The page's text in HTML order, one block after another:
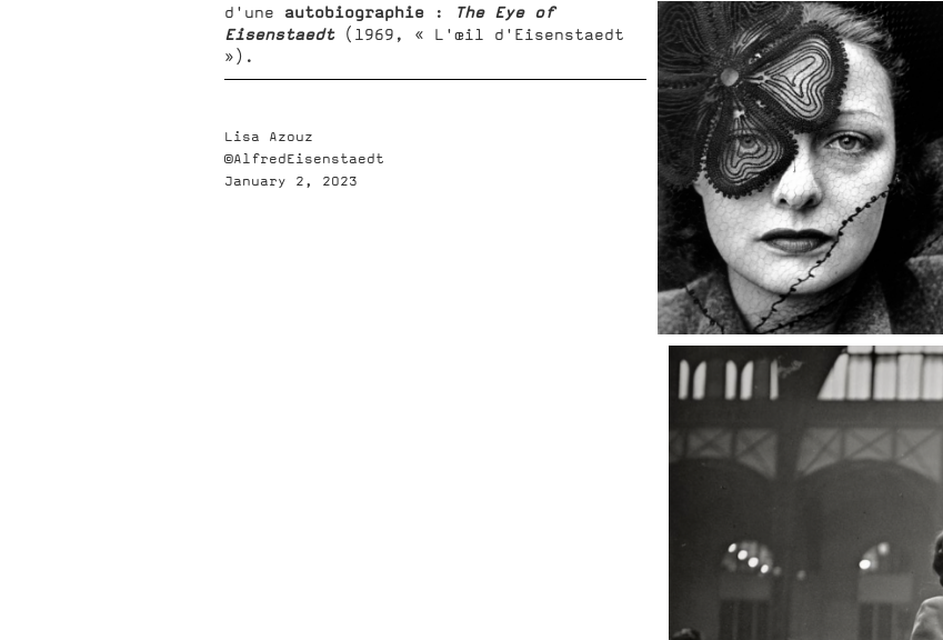
d'une autobiographie :
The Eye of
Eisenstaedt
(1969, « L'œil d'Eisenstaedt
»).
Lisa Azouz
©AlfredEisenstaedt
January 2, 2023